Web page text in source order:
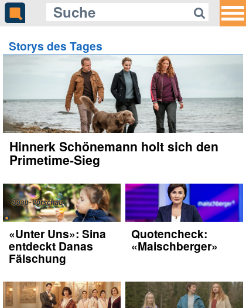
Gleich auf Quotenmeter:
«Alley Cats»: Mit Ricky Gervais auf
Mäusejagd
Storys des Tages
Hinnerk Schönemann holt sich den
Primetime-Sieg
«Unter Uns»: Sina
entdeckt Danas
Fälschung
Quotencheck:
«Maischberger»